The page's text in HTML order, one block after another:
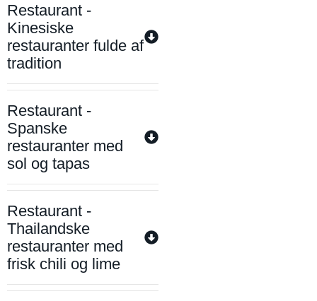
Restaurant -
Kinesiske
restauranter fulde af
tradition
Restaurant -
Spanske
restauranter med
sol og tapas
Restaurant -
Thailandske
restauranter med
frisk chili og lime